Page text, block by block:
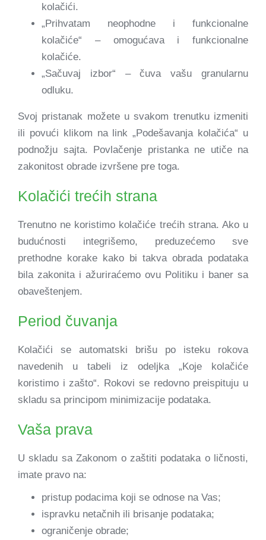
kolačići.
„Prihvatam neophodne i funkcionalne
kolačiće“ – omogućava i funkcionalne
kolačiće.
„Sačuvaj izbor“ – čuva vašu granularnu
odluku.
Svoj pristanak možete u svakom trenutku izmeniti
ili povući klikom na link „Podešavanja kolačića“ u
podnožju sajta. Povlačenje pristanka ne utiče na
zakonitost obrade izvršene pre toga.
Kolačići trećih strana
Trenutno ne koristimo kolačiće trećih strana. Ako u
budućnosti integrišemo, preduzećemo sve
prethodne korake kako bi takva obrada podataka
bila zakonita i ažuriraćemo ovu Politiku i baner sa
obaveštenjem.
Period čuvanja
Kolačići se automatski brišu po isteku rokova
navedenih u tabeli iz odeljka „Koje kolačiće
koristimo i zašto“. Rokovi se redovno preispituju u
skladu sa principom minimizacije podataka.
Vaša prava
U skladu sa Zakonom o zaštiti podataka o ličnosti,
imate pravo na:
pristup podacima koji se odnose na Vas;
ispravku netačnih ili brisanje podataka;
ograničenje obrade;